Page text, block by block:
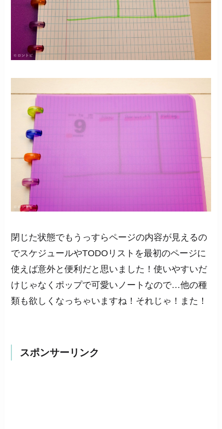
閉じた状態でもうっすらページの内容が見えるの
でスケジュールやTODOリストを最初のページに
使えば意外と便利だと思いました！使いやすいだ
けじゃなくポップで可愛いノートなので…他の種
類も欲しくなっちゃいますね！それじゃ！また！
スポンサーリンク